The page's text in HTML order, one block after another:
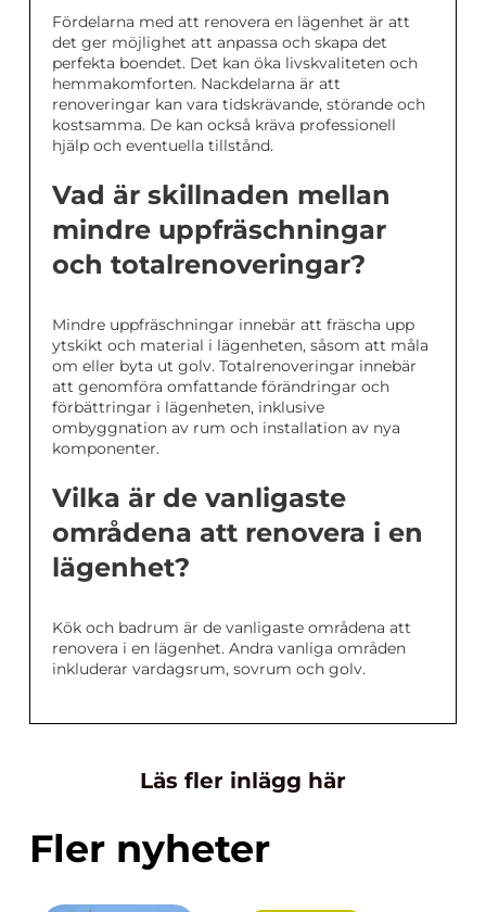
Fördelarna med att renovera en lägenhet är att
det ger möjlighet att anpassa och skapa det
perfekta boendet. Det kan öka livskvaliteten och
hemmakomforten. Nackdelarna är att
renoveringar kan vara tidskrävande, störande och
kostsamma. De kan också kräva professionell
hjälp och eventuella tillstånd.
Vad är skillnaden mellan
mindre uppfräschningar
och totalrenoveringar?
Mindre uppfräschningar innebär att fräscha upp
ytskikt och material i lägenheten, såsom att måla
om eller byta ut golv. Totalrenoveringar innebär
att genomföra omfattande förändringar och
förbättringar i lägenheten, inklusive
ombyggnation av rum och installation av nya
komponenter.
Vilka är de vanligaste
områdena att renovera i en
lägenhet?
Kök och badrum är de vanligaste områdena att
renovera i en lägenhet. Andra vanliga områden
inkluderar vardagsrum, sovrum och golv.
Läs fler inlägg här
Fler nyheter